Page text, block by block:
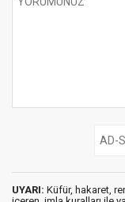
UYARI: Küfür, hakaret,